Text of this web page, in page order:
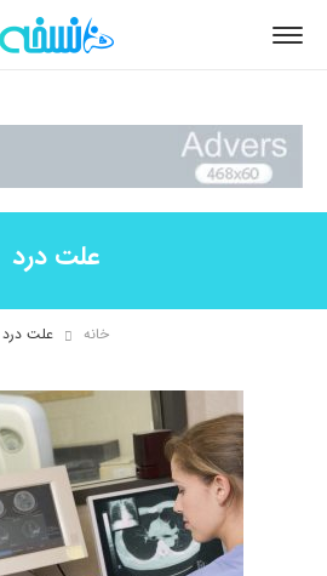
علت درد
خانه علت درد